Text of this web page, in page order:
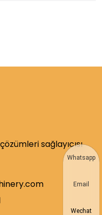
sağlayıcısı
Whatsapp
Email
Wechat